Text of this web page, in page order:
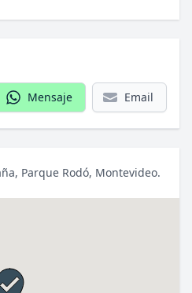
Mensaje Email
Parque Rodó, Montevideo.